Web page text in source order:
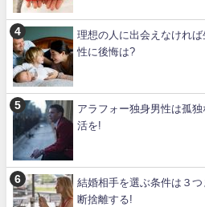
理想の人に出会えなけれ
性に後悔は?
アラフォー独身男性は孤
活を!
結婚相手を選ぶ条件は３
断捨離する!